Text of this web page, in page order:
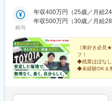
給与
年収400万円（25歳／月給
年収500万円（30歳／月給
《車好き必見
フ！
◆残業ほぼなし
◆未経験OK＆